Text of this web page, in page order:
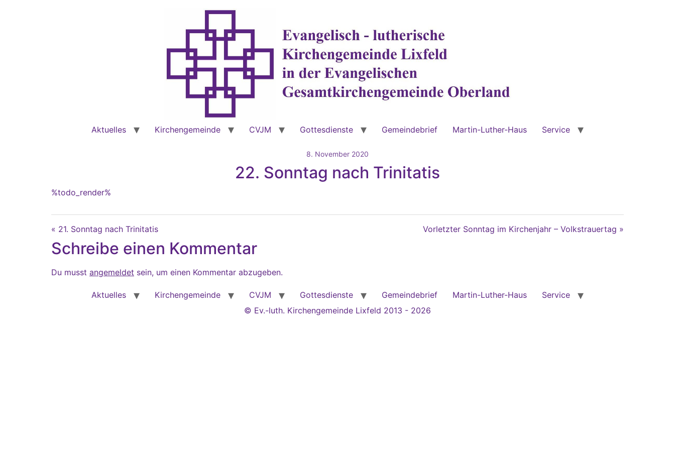
Aktuelles Kirchengemeinde CVJM Gottesdienste Gemeindebrief Martin-Luther-Haus Service
8. November 2020
22. Sonntag nach Trinitatis
%todo_render%
« 21. Sonntag nach Trinitatis Vorletzter Sonntag im Kirchenjahr – Volkstrauertag »
Schreibe einen Kommentar
Du musst angemeldet sein, um einen Kommentar abzugeben.
Aktuelles Kirchengemeinde CVJM Gottesdienste Gemeindebrief Martin-Luther-Haus
Service
© Ev.-luth. Kirchengemeinde Lixfeld 2013 - 2026